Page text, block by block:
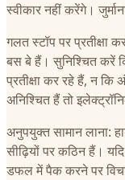
स्वीकार नहीं करेंगे।
गलत स्टॉप पर प्रतीक्षा
बस बे हैं। सुनिश्चित करें
प्रतीक्षा कर रहे हैं, न कि
अनिश्चित हैं तो
अनुपयुक्त सामान लाना:
सीढ़ियों पर कठिन हैं।
डफल में पैक करने पर